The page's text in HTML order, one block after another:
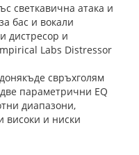
светкавична атака и
бас и вокали
дистресор и
Labs Distressor
свръхголям
параметрични EQ
диапазони,
високи и ниски